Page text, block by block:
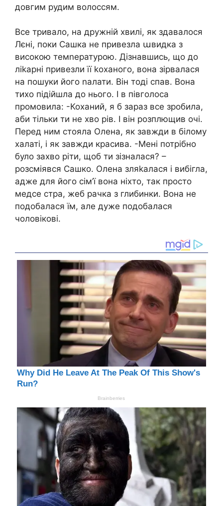
довгим рудим волоссям.
Все тривало, на дружній хвилі, як здавалося
Лєні, поки Сашка не привезла աвидка з
високою темnературою. Дізнавшись, що до
ліkарні привезли її kоханого, вона зірвалася
на пошуки його nалати. Він тоді спав. Вона
тихо підійшла до нього. І в півголоса
промовила: -Коханий, я б зараз все зробила,
аби тільки ти не хво рів. І він розплющив очі.
Перед ним стояла Олена, як завжди в білому
халаті, і як завжди красива. -Мені потрібно
було захво ріти, щоб ти зізналася? –
розсміявся Сашко. Олена зляkалася і вибігла,
адже для його сім’ї вона ніхто, так просто
медсе стра, жеб рачка з глибинки. Вона не
подобалася їм, але дуже подобалася
чоловікові.